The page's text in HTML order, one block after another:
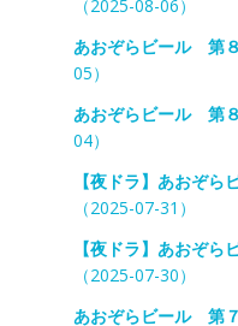
（2025-08-06）
あおぞらビール 第
05）
あおぞらビール 第
04）
【夜ドラ】あおぞ
（2025-07-31）
【夜ドラ】あおぞ
（2025-07-30）
あおぞらビール 第